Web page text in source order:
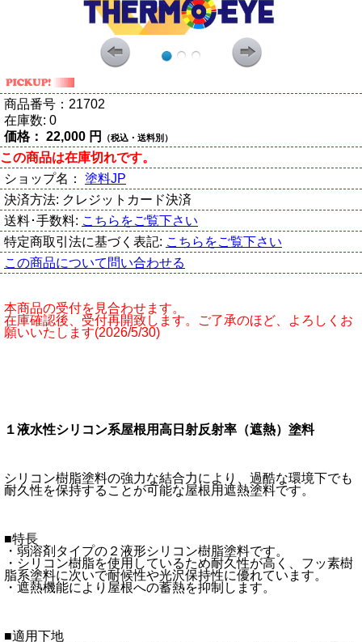
商品番号： 21702
在庫数: 0
価格： 22,000 円 （税込・送料別）
この商品は在庫切れです。
ショップ名： 塗料JP
決済方法: クレジットカード決済
送料･手数料: こちらをご覧下さい
特定商取引法に基づく表記: こちらをご覧下さい
この商品について問い合わせる
本商品の受付を見合わせます。
在庫確認後、受付再開致します。ご了承のほど、よろしくお
願いいたします(2026/5/30)
１液水性シリコン系屋根用高日射反射率（遮熱）塗料
シリコン樹脂塗料の強力な結合力により、過酷な環境下でも
耐久性を保持することが可能な屋根用遮熱塗料です。
■特長
・弱溶剤タイプの２液形シリコン樹脂塗料です。
・シリコン樹脂を使用しているため耐久性が高く、フッ素樹
脂系塗料に次いで耐候性や光沢保持性に優れています。
・遮熱機能により屋根への蓄熱を抑制します。
■適用下地